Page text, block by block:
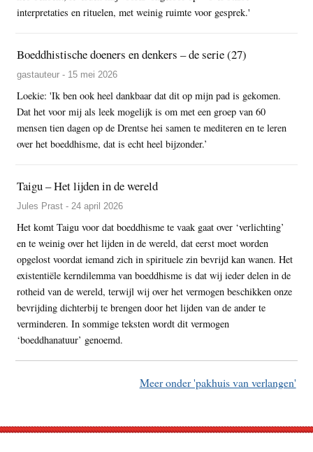
interpretaties en rituelen, met weinig ruimte voor gesprek.'
Boeddhistische doeners en denkers – de serie (27)
gastauteur - 15 mei 2026
Loekie: 'Ik ben ook heel dankbaar dat dit op mijn pad is gekomen.
Dat het voor mij als leek mogelijk is om met een groep van 60
mensen tien dagen op de Drentse hei samen te mediteren en te leren
over het boeddhisme, dat is echt heel bijzonder.’
Taigu – Het lijden in de wereld
Jules Prast - 24 april 2026
Het komt Taigu voor dat boeddhisme te vaak gaat over ‘verlichting’
en te weinig over het lijden in de wereld, dat eerst moet worden
opgelost voordat iemand zich in spirituele zin bevrijd kan wanen. Het
existentiële kerndilemma van boeddhisme is dat wij ieder delen in de
rotheid van de wereld, terwijl wij over het vermogen beschikken onze
bevrijding dichterbij te brengen door het lijden van de ander te
verminderen. In sommige teksten wordt dit vermogen
‘boeddhanatuur’ genoemd.
Meer onder 'pakhuis van verlangen'